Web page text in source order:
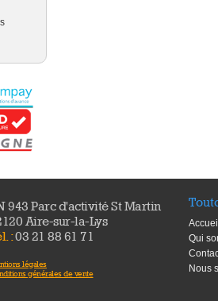
943 Parc d'activité St Martin
Aire-sur-la-Lys
:03 21 88 61 71
légales
générales de vente
Qui
Nous